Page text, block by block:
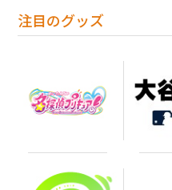
注目のグッズ